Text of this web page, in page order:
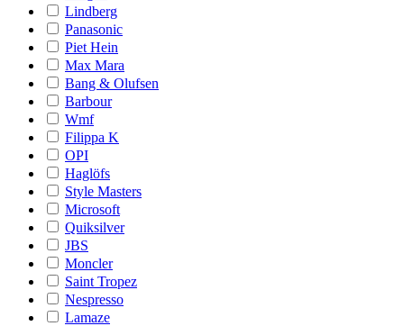
Lindberg
Panasonic
Piet Hein
Max Mara
Bang & Olufsen
Barbour
Wmf
Filippa K
OPI
Haglöfs
Style Masters
Microsoft
Quiksilver
JBS
Moncler
Saint Tropez
Nespresso
Lamaze